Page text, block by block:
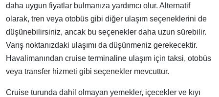
daha uygun fiyatlar bulmanıza yardımcı olur. Alternatif
olarak, tren veya otobüs gibi diğer ulaşım seçeneklerini de
düşünebilirsiniz, ancak bu seçenekler daha uzun sürebilir.
Varış noktanızdaki ulaşımı da düşünmeniz gerekecektir.
Havalimanından cruise terminaline ulaşım için taksi, otobüs
veya transfer hizmeti gibi seçenekler mevcuttur.
Cruise turunda dahil olmayan yemekler, içecekler ve kıyı